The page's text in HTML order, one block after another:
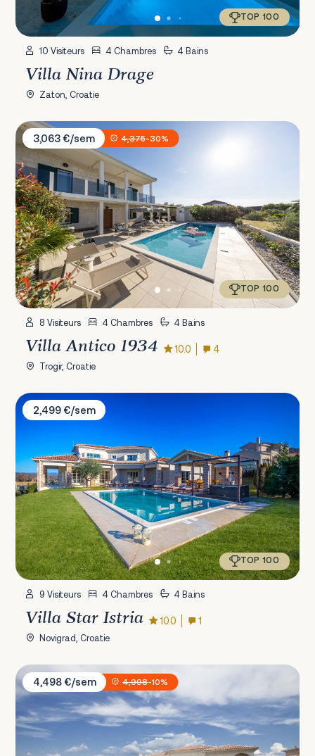
TOP 100
10 Visiteurs 4 Chambres 4 Bains
Villa Nina Drage
Zaton, Croatie
Villa Antico 1934
3,063 €/sem
4,375-30%
TOP 100
8 Visiteurs 4 Chambres 4 Bains
Villa Antico 1934 10.0 4
Trogir, Croatie
Villa Star Istria
2,499 €/sem
TOP 100
9 Visiteurs 4 Chambres 4 Bains
Villa Star Istria 10.0 1
Novigrad, Croatie
Villa Sara & Star
4,498 €/sem
4,998-10%